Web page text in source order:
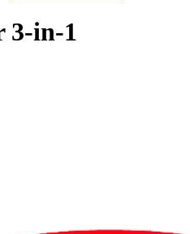
3-in-1